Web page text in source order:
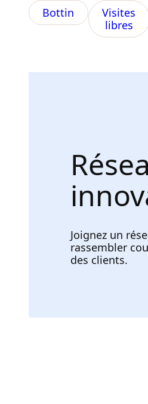
Bottin
Visites
libres
Joignez un
rassembler
des clients.